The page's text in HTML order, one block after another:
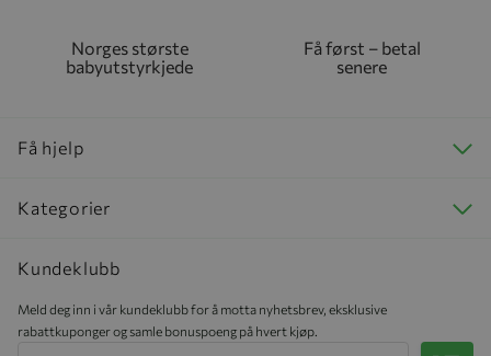
Norges største
babyutstyrkjede
Få først – betal
senere
Få hjelp
Kategorier
Kundeklubb
Meld deg inn i vår kundeklubb for å motta nyhetsbrev, eksklusive
rabattkuponger og samle bonuspoeng på hvert kjøp.